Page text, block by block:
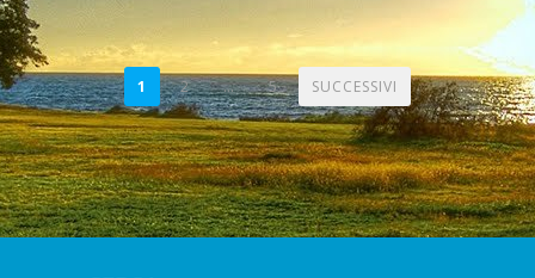
PAGINAZIONE
DEGLI
ARTICOLI
1 2 … 5 SUCCESSIVI